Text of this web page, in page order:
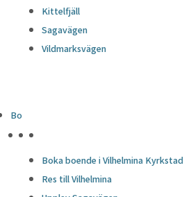
Kittelfjäll
Sagavägen
Vildmarksvägen
Bo
Boka boende i Vilhelmina Kyrkstad
Res till Vilhelmina